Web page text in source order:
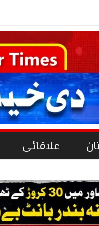
علاقائی